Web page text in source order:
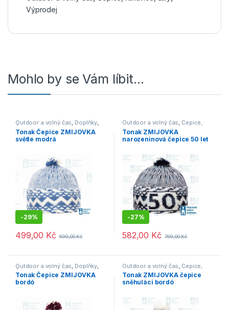
Výprodej
Mohlo by se Vám líbit…
Outdoor a volný čas, Doplňky,
Čepice, rukavice, šály , Výprodej
Tonak Čepice ZMIJOVKA
světle modrá
-29%
499,00 Kč 699,00Kč
Outdoor a volný čas,Čepice,
rukavice, šály ,Výprodej
Tonak ZMIJOVKA
narozeninová čepice 50 let
-27%
582,00 Kč 799,00Kč
Outdoor a volný čas Doplňky
Čepice, rukavice, šály , Výprodej
Tonak Čepice ZMIJOVKA
bordó
Outdoor a volný čas ,Čepice,
rukavice, šály ,Dětské, Výprodej
Tonak ZMIJOVKA čepice
sněhuláci bordó